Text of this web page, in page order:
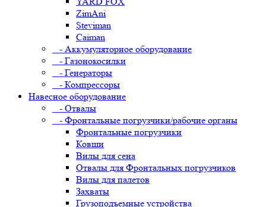
ZimAni
Steviman
Caiman
- Аккумуляторное оборудование
- Газонокосилки
- Генераторы
- Компрессоры
Навесное оборудование
- Отвалы
- Фронтальные погрузчики/рабочие органы
Фронтальные погрузчики
Ковши
Вилы для сена
Отвалы для Фронтальных погрузчиков
Вилы для палетов
Захваты
Грузоподъемные устройства